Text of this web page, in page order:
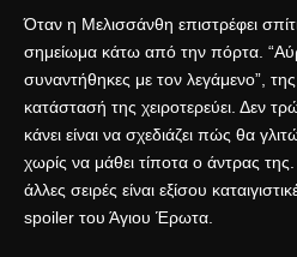
Όταν η Μελισσάνθη επιστρέφει
σημείωμα κάτω από την πόρτα.
συναντήθηκες με τον λεγάμενο”,
κατάστασή της χειροτερεύει. Δεν
κάνει είναι να σχεδιάζει πώς θα
χωρίς να μάθει τίποτα ο άντρας της.
άλλες σειρές είναι εξίσου
spoiler του Άγιου Έρωτα.